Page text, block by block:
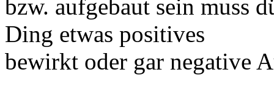
bzw. aufgebaut sein muss
Ding etwas positives
bewirkt oder gar negative